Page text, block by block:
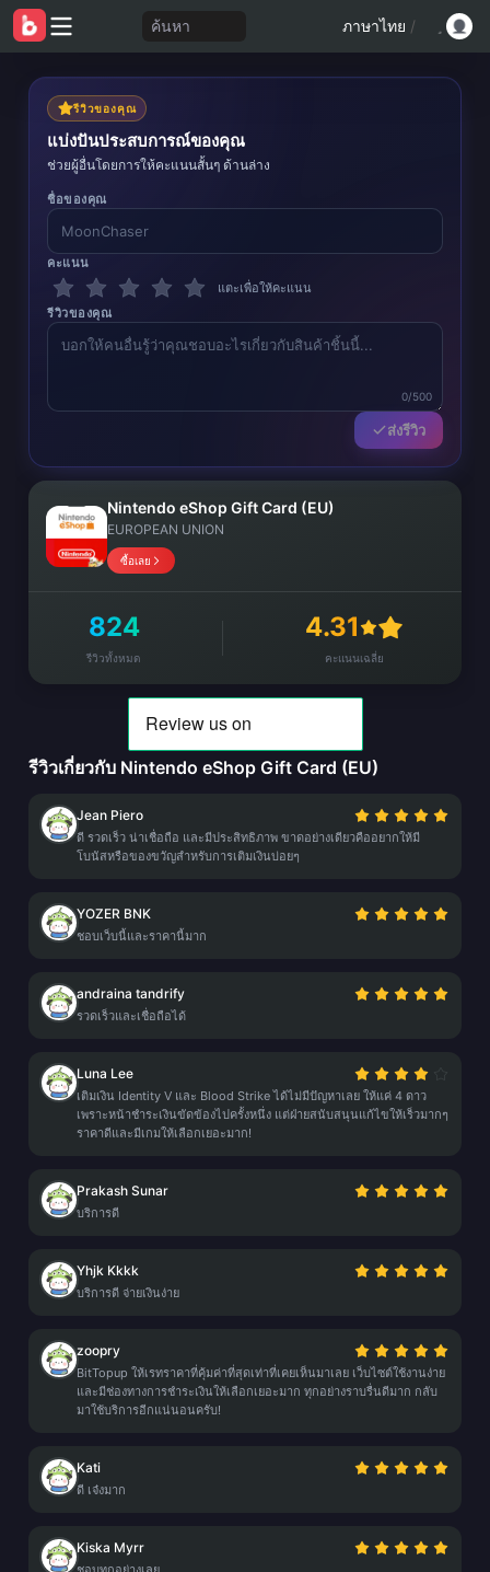
ค้นหา ภาษาไทย /
รีวิวของคุณ
แบ่งปันประสบการณ์ของคุณ
ช่วยผู้อื่นโดยการให้คะแนนสั้นๆ ด้านล่าง
ชื่อของคุณ
คะแนน
แตะเพื่อให้คะแนน
รีวิวของคุณ
0/500
ส่งรีวิว
Nintendo eShop Gift Card (EU)
EUROPEAN UNION
ซื้อเลย
824
รีวิวทั้งหมด
4.31
คะแนนเฉลี่ย
รีวิวเกี่ยวกับ Nintendo eShop Gift Card (EU)
Jean Piero
ดี รวดเร็ว น่าเชื่อถือ และมีประสิทธิภาพ ขาดอย่างเดียวคืออยากให้มี
โบนัสหรือของขวัญสำหรับการเติมเงินบ่อยๆ
YOZER BNK
ชอบเว็บนี้และราคานี้มาก
andraina tandrify
รวดเร็วและเชื่อถือได้
Luna Lee
เติมเงิน Identity V และ Blood Strike ได้ไม่มีปัญหาเลย ให้แค่ 4 ดาว
เพราะหน้าชำระเงินขัดข้องไปครั้งหนึ่ง แต่ฝ่ายสนับสนุนแก้ไขให้เร็วมากๆ
ราคาดีและมีเกมให้เลือกเยอะมาก!
Prakash Sunar
บริการดี
Yhjk Kkkk
บริการดี จ่ายเงินง่าย
zoopry
BitTopup ให้เรทราคาที่คุ้มค่าที่สุดเท่าที่เคยเห็นมาเลย เว็บไซต์ใช้งานง่าย
และมีช่องทางการชำระเงินให้เลือกเยอะมาก ทุกอย่างราบรื่นดีมาก กลับ
มาใช้บริการอีกแน่นอนครับ!
Kati
ดี เจ๋งมาก
Kiska Myrr